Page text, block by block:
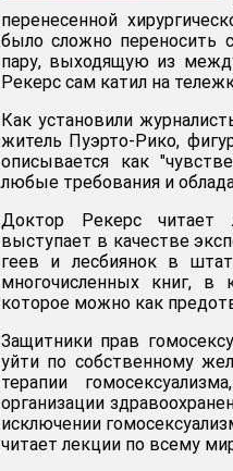
перенесенной
было сложно переносить
пару, выходящую из
Рекерс сам катил на
Как установили
житель Пуэрто-Рико,
описывается как
любые требования и
Доктор Рекерс читает
выступает в качестве
геев и лесбиянок в
многочисленных книг, в
которое можно как
Защитники прав
уйти по собственному
терапии
организации
исключении
читает лекции по всему